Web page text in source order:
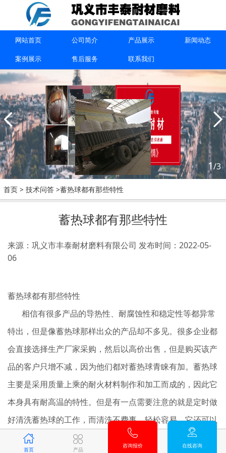
首页 产品
咨询报价 在线咨询
网站首页 公司简介 产品展示 新闻动态
案例展示 售后服务 联系我们
1/3
首页> 技术问答>蓄热球都有那些特性
蓄热球都有那些特性
来源：巩义市丰泰耐材磨料有限公司 发布时间：2022-05-
06
蓄热球都有那些特性
相信有很多产品的导热性、耐腐蚀性和稳定性等都异常
特出，但是像蓄热球那样出众的产品却不多见。很多企业都
会直接选择生产厂家采购，然后以高价出售，但是购买该产
品的客户只增不减，因为他们都对蓄热球青睐有加。蓄热球
主要是采用质量上乘的耐火材料制作和加工而成的，因此它
本身具有耐高温的特性。但是有一点需要注意的就是定时做
好清洗蓄热球的工作，而清洗不费事，轻松容易。它还可以
多次重复地使用非常符合环保的理念。
上一篇：工业炉的蓄热球燃烧系统选用
下一篇： 耐火球的用途和理化指标
15670615091
巩义市丰泰耐材磨料有限公司